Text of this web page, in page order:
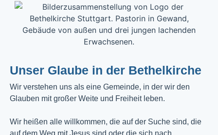
Unser Glaube in der Bethelkirche
Wir verstehen uns als eine Gemeinde, in der wir den
Glauben mit großer Weite und Freiheit leben.
Wir heißen alle willkommen, die auf der Suche sind, die
auf dem Weg mit Jesus sind oder die sich nach